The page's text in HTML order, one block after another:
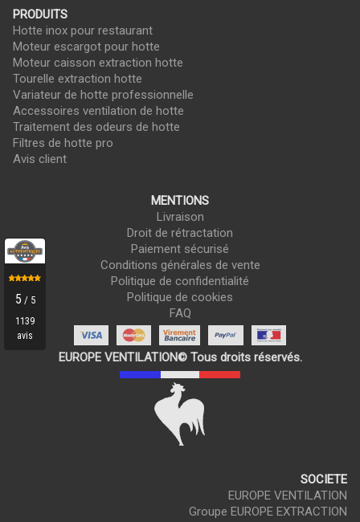
PRODUITS
Hotte inox pour restaurant
Moteur escargot pour hotte
Moteur caisson extraction hotte
Tourelle extraction hotte
Variateur de hotte professionnelle
Accessoires ventilation de hotte
Traitement des odeurs de hotte
Filtres de hotte pro
Avis client
MENTIONS
Livraison
Droit de rétractation
Paiement sécurisé
Conditions générales de vente
Politique de confidentialité
Politique de cookies
FAQ
EUROPE VENTILATION© Tous droits réservés.
SOCIETE
EUROPE VENTILATION
Groupe EUROPE EXTRACTION